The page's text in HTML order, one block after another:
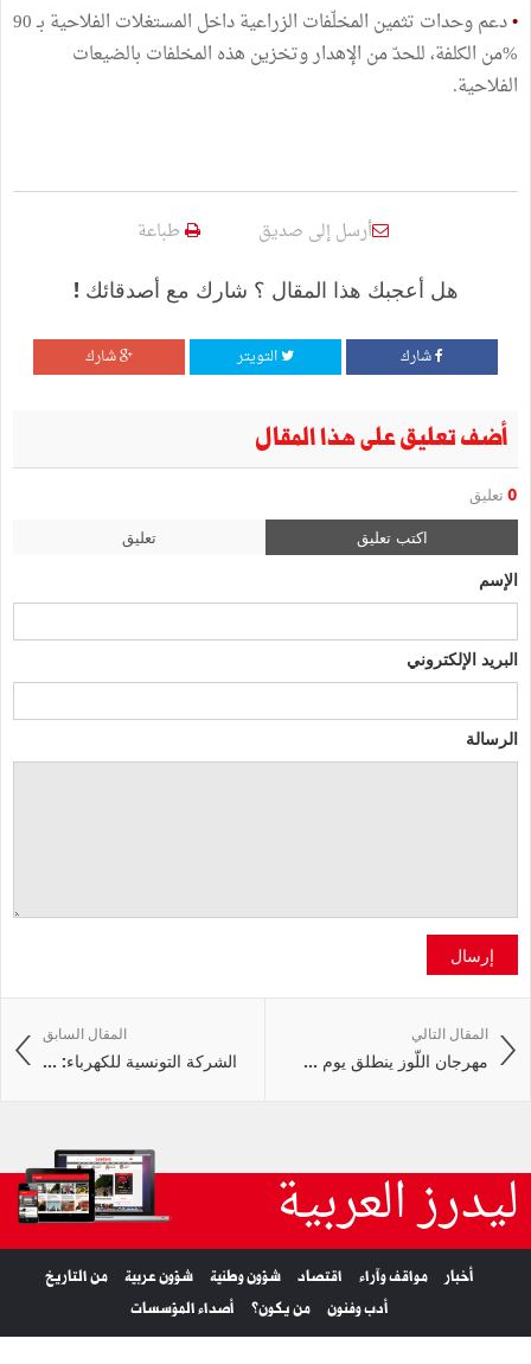
•
دعم وحدات تثمين المخلّفات الزراعية داخل المستغلات الفلاحية بـ 90
%من الكلفة، للحدّ من الإهدار وتخزين هذه المخلفات بالضيعات
الفلاحية.
أرسل إلى صديق طباعة
هل أعجبك هذا المقال ؟ شارك مع أصدقائك !
شارك التويتر شارك
أضف تعليق على هذا المقال
0 تعليق
اكتب تعليق تعليق
الإسم
البريد الإلكتروني
الرسالة
إرسال
المقال السابق
الشركة التونسية للكهرباء: ...
المقال التالي
مهرجان اللّوز ينطلق يوم ...
ليدرز العربية
أخبار مواقف وآراء اقتصاد شؤون وطنية شؤون عربية
من التاريخ
أدب وفنون
من يكون؟ أصداء المؤسسات